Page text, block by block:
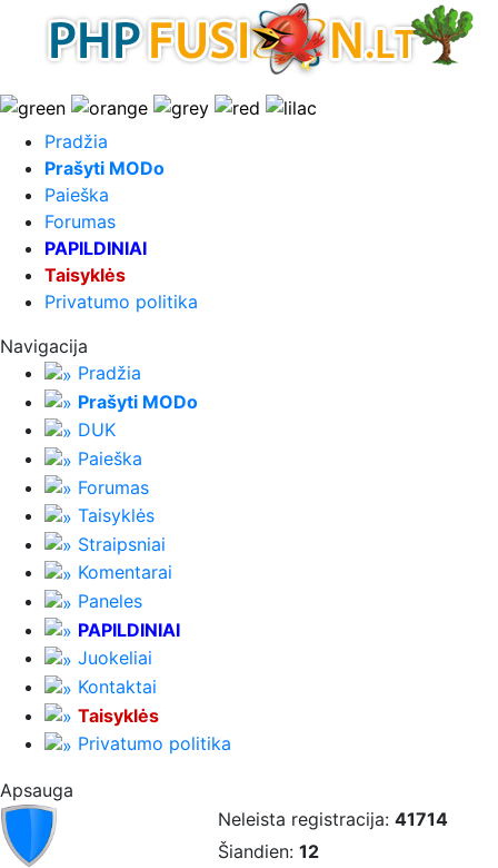
Pradžia
Prašyti MODo
Paieška
Forumas
PAPILDINIAI
Taisyklės
Privatumo politika
Navigacija
Pradžia
Prašyti MODo
DUK
Paieška
Forumas
Taisyklės
Straipsniai
Komentarai
Paneles
PAPILDINIAI
Juokeliai
Kontaktai
Taisyklės
Privatumo politika
Apsauga
Neleista registracija: 41714
Šiandien: 12